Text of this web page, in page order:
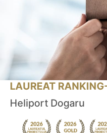
LAUREAT
Heliport Dogaru